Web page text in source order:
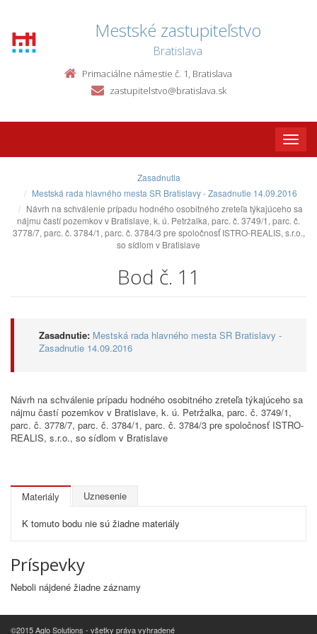
Mestské zastupiteľstvo
Bratislava
Primaciálne námestie č. 1, Bratislava
zastupitelstvo@bratislava.sk
Toggle
Zasadnutia
Mestská rada hlavného mesta SR Bratislavy - Zasadnutie 14.09.2016
Návrh na schválenie prípadu hodného osobitného zreteľa týkajúceho sa
nájmu častí pozemkov v Bratislave, k. ú. Petržalka, parc. č. 3749/1, parc. č.
3778/7, parc. č. 3784/1, parc. č. 3784/3 pre spoločnosť ISTRO-REALIS, s.r.o.,
so sídlom v Bratislave
Bod č. 11
Zasadnutie: Mestská rada hlavného mesta SR Bratislavy -
Zasadnutie 14.09.2016
Návrh na schválenie prípadu hodného osobitného zreteľa týkajúceho sa
nájmu častí pozemkov v Bratislave, k. ú. Petržalka, parc. č. 3749/1,
parc. č. 3778/7, parc. č. 3784/1, parc. č. 3784/3 pre spoločnosť ISTRO-
REALIS, s.r.o., so sídlom v Bratislave
Materiály Uznesenie
K tomuto bodu nie sú žiadne materiály
Príspevky
Neboli nájdené žiadne záznamy
©2015 Aglo Solutions - všetky práva vyhradené